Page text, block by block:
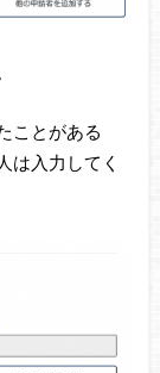
ことがある
は入力してく